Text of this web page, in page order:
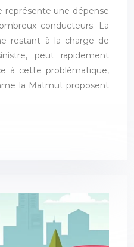
représente une dépense
conducteurs. La
restant à la charge de
peut rapidement
à cette problématique,
la Matmut proposent